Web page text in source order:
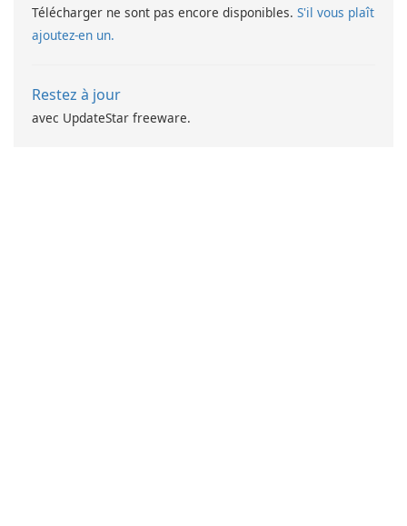
Télécharger ne sont pas encore disponibles. S'il vous plaît
ajoutez-en un.
Restez à jour
avec UpdateStar freeware.